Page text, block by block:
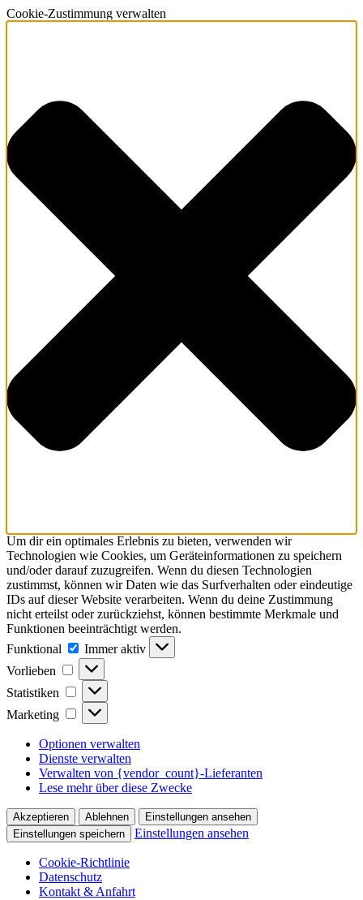
Cookie-Zustimmung verwalten
Um dir ein optimales Erlebnis zu bieten, verwenden wir
Technologien wie Cookies, um Geräteinformationen zu speichern
und/oder darauf zuzugreifen. Wenn du diesen Technologien
zustimmst, können wir Daten wie das Surfverhalten oder eindeutige
IDs auf dieser Website verarbeiten. Wenn du deine Zustimmung
nicht erteilst oder zurückziehst, können bestimmte Merkmale und
Funktionen beeinträchtigt werden.
Funktional
Immer aktiv
Vorlieben
Statistiken
Marketing
Optionen verwalten
Dienste verwalten
Verwalten von {vendor_count}-Lieferanten
Lese mehr über diese Zwecke
Akzeptieren Ablehnen
Einstellungen ansehen
Einstellungen speichern
Einstellungen ansehen
Cookie-Richtlinie
Datenschutz
Kontakt & Anfahrt